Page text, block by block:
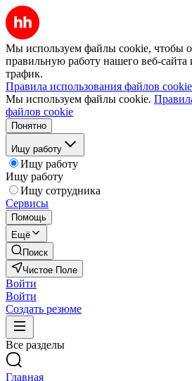
Мы используем файлы cookie, чтобы
правильную работу нашего веб-сайта
трафик.
Правила использования файлов cookie
Мы используем файлы cookie.
файлов cookie
Понятно
Ищу работу
Ищу работу
Ищу работу
Ищу сотрудника
Сервисы
Помощь
Ещё
Поиск
Чистое Поле
Войти
Войти
Создать резюме
Все разделы
Главная